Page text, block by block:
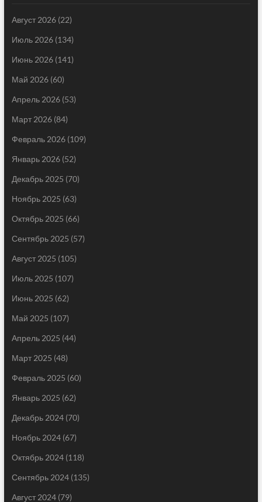
Август 2026(22)
Июль 2026(134)
Июнь 2026(141)
Май 2026(60)
Апрель 2026(53)
Март 2026(84)
Февраль 2026(109)
Январь 2026(52)
Декабрь 2025 (70)
Ноябрь 2025 (63)
Октябрь 2025 (66)
Сентябрь 2025 (57)
Август 2025 (105)
Июль 2025 (107)
Июнь 2025 (62)
Май 2025 (107)
Апрель 2025 (44)
Март 2025 (48)
Февраль 2025 (60)
Январь 2025 (62)
Декабрь 2024(70)
Ноябрь 2024(67)
Октябрь 2024(118)
Сентябрь 2024(135)
Август 2024(79)